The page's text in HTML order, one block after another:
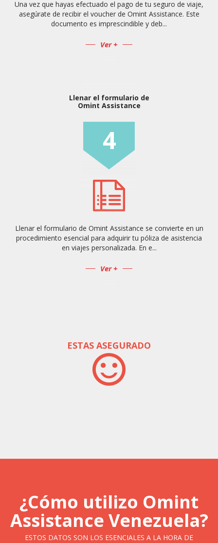
Una vez que hayas efectuado el pago de tu seguro de viaje,
asegúrate de recibir el voucher de Omint Assistance. Este
documento es imprescindible y deb...
Ver +
Llenar el formulario de
Omint Assistance
4
Llenar el formulario de Omint Assistance se convierte en un
procedimiento esencial para adquirir tu póliza de asistencia
en viajes personalizada. En e...
Ver +
ESTAS ASEGURADO
¿Cómo utilizo Omint
Assistance Venezuela?
ESTOS DATOS SON LOS ESENCIALES A LA HORA DE